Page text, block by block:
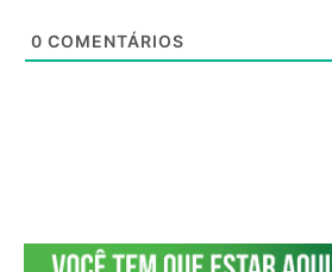
0 COMENTÁRIOS